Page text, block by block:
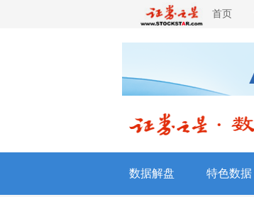
首页
数据解盘 特色数据